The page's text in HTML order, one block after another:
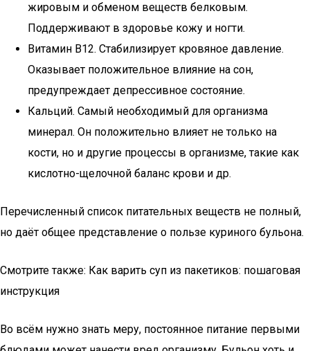
жировым и обменом веществ белковым.
Поддерживают в здоровье кожу и ногти.
Витамин В12. Стабилизирует кровяное давление.
Оказывает положительное влияние на сон,
предупреждает депрессивное состояние.
Кальций. Самый необходимый для организма
минерал. Он положительно влияет не только на
кости, но и другие процессы в организме, такие как
кислотно-щелочной баланс крови и др.
Перечисленный список питательных веществ не полный,
но даёт общее представление о пользе куриного бульона.
Смотрите также: Как варить суп из пакетиков: пошаговая
инструкция
Во всём нужно знать меру, постоянное питание первыми